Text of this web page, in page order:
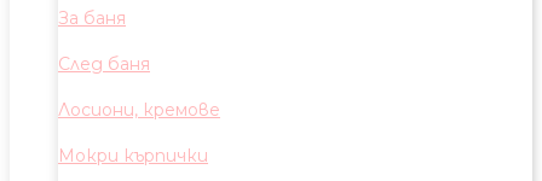
За баня
След баня
Лосиони, кремове
Мокри кърпички